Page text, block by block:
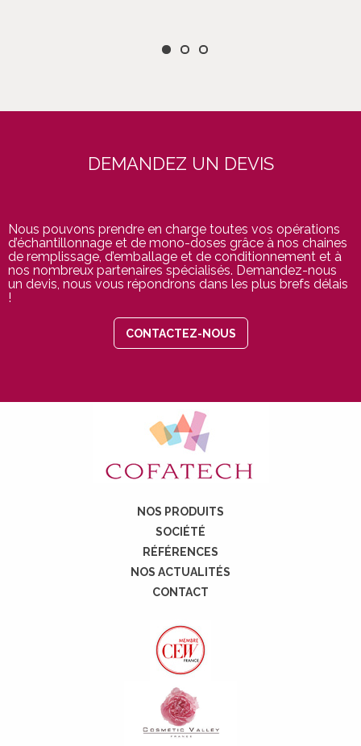
DEMANDEZ UN DEVIS
Nous pouvons prendre en charge toutes vos opérations
d’échantillonnage et de mono-doses grâce à nos chaines
de remplissage, d’emballage et de conditionnement et à
nos nombreux partenaires spécialisés. Demandez-nous
un devis, nous vous répondrons dans les plus brefs délais
!
CONTACTEZ-NOUS
NOS PRODUITS
SOCIÉTÉ
RÉFÉRENCES
NOS ACTUALITÉS
CONTACT